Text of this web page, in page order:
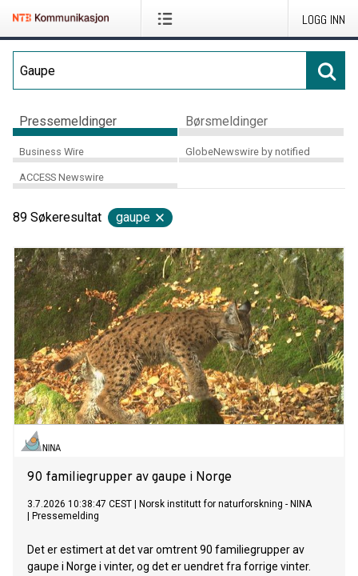
LOGG INN
Pressemeldinger Børsmeldinger
Business Wire GlobeNewswire by notified
ACCESS Newswire
89 Søkeresultat gaupe
90 familiegrupper av gaupe i Norge
3.7.2026 10:38:47 CEST
Norsk institutt for naturforskning - NINA
Pressemelding
Det er estimert at det var omtrent 90 familiegrupper av
gaupe i Norge i vinter, og det er uendret fra forrige vinter.